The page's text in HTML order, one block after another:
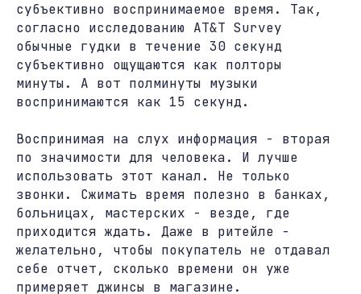
субъективно воспринимаемое время. Так,
согласно исследованию AT&T Survey
обычные гудки в течение 30 секунд
субъективно ощущаются как полторы
минуты. А вот полминуты музыки
воспринимаются как 15 секунд.
Воспринимая на слух информация - вторая
по значимости для человека. И лучше
использовать этот канал. Не только
звонки. Сжимать время полезно в банках,
больницах, мастерских - везде, где
приходится ждать. Даже в ритейле -
желательно, чтобы покупатель не отдавал
себе отчет, сколько времени он уже
примеряет джинсы в магазине.